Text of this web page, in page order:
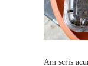
Am scris